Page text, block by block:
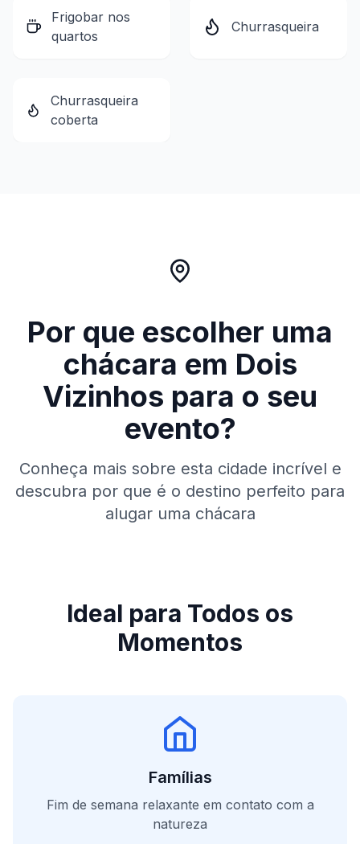
Frigobar nos
quartos
Churrasqueira
Churrasqueira
coberta
Por que escolher uma
chácara em Dois
Vizinhos para o seu
evento?
Conheça mais sobre esta cidade incrível e
descubra por que é o destino perfeito para
alugar uma chácara
Ideal para Todos os
Momentos
Famílias
Fim de semana relaxante em contato com a
natureza